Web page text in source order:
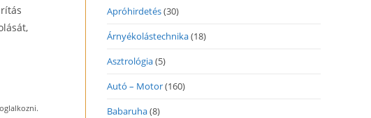
Apróhirdetés(30)
Árnyékolástechnika(18)
Asztrológia(5)
Autó – Motor(160)
Babaruha(8)